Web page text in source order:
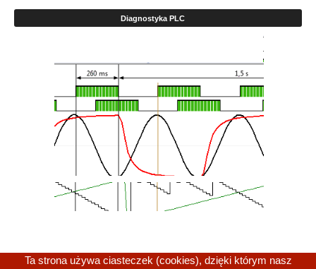
Diagnostyka PLC
(1 of 2)
Ta strona używa ciasteczek (cookies), dzięki którym nasz